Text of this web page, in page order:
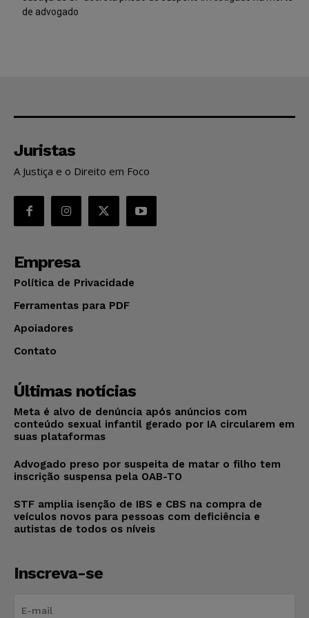
de advogado
Juristas
A Justiça e o Direito em Foco
Empresa
Política de Privacidade
Ferramentas para PDF
Apoiadores
Contato
Últimas notícias
Meta é alvo de denúncia após anúncios com
conteúdo sexual infantil gerado por IA circularem em
suas plataformas
Advogado preso por suspeita de matar o filho tem
inscrição suspensa pela OAB-TO
STF amplia isenção de IBS e CBS na compra de
veículos novos para pessoas com deficiência e
autistas de todos os níveis
Inscreva-se